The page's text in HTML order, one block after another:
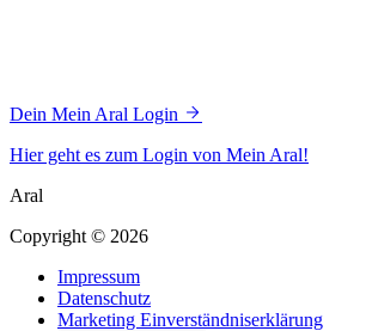
Dein Mein Aral Login
Hier geht es zum Login von Mein Aral!
Aral
Copyright © 2026
Impressum
Datenschutz
Marketing Einverständniserklärung